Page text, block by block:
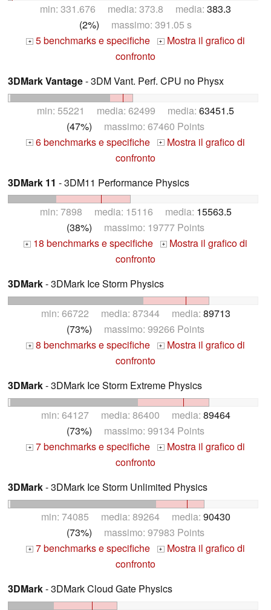
min: 331.676 media: 373.8 media: 383.3
(2%) massimo: 391.05 s
+ 5 benchmarks e specifiche + Mostra il grafico di
confronto
3DMark Vantage- 3DM Vant. Perf. CPU no Physx
min: 55221 media: 62499 media: 63451.5
(47%) massimo: 67460 Points
+ 6 benchmarks e specifiche + Mostra il grafico di
confronto
3DMark 11 - 3DM11 Performance Physics
min: 7898 media: 15116 media: 15563.5
(38%) massimo: 19777 Points
+ 18 benchmarks e specifiche +
Mostra il grafico di
confronto
3DMark- 3DMark Ice Storm Physics
min: 66722 media: 87344 media: 89713
(73%) massimo: 99266 Points
+ 8 benchmarks e specifiche + Mostra il grafico di
confronto
3DMark- 3DMark Ice Storm Extreme Physics
min: 64127 media: 86400 media: 89464
(73%) massimo: 99134 Points
+ 7 benchmarks e specifiche + Mostra il grafico di
confronto
3DMark- 3DMark Ice Storm Unlimited Physics
min: 74085 media: 89264 media: 90430
(73%) massimo: 97983 Points
+ 7 benchmarks e specifiche + Mostra il grafico di
confronto
3DMark- 3DMark Cloud Gate Physics